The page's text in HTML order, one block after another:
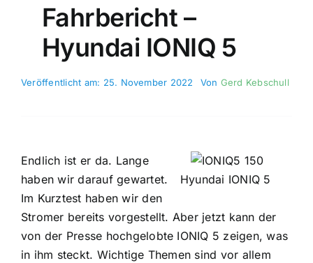
Fahrbericht –
Hyundai IONIQ 5
Veröffentlicht am: 25. November 2022 Von Gerd Kebschull
Hyundai IONIQ 5
Endlich ist er da. Lange
haben wir darauf gewartet.
Im Kurztest haben wir den
Stromer bereits vorgestellt. Aber jetzt kann der
von der Presse hochgelobte IONIQ 5 zeigen, was
in ihm steckt. Wichtige Themen sind vor allem